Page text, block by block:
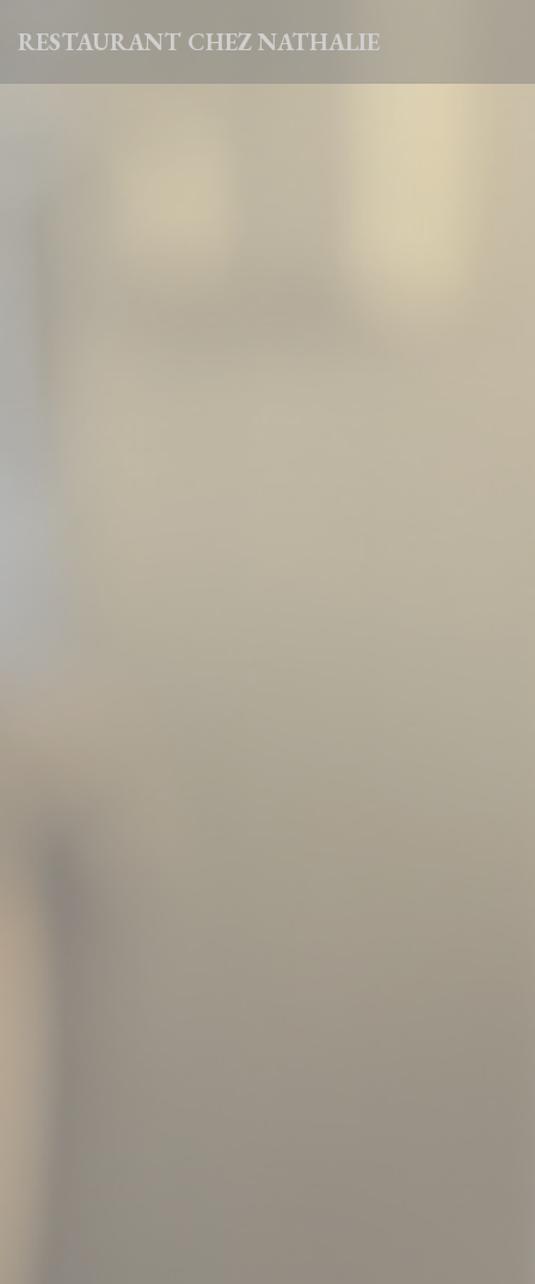
RESTAURANT CHEZ NATHALIE